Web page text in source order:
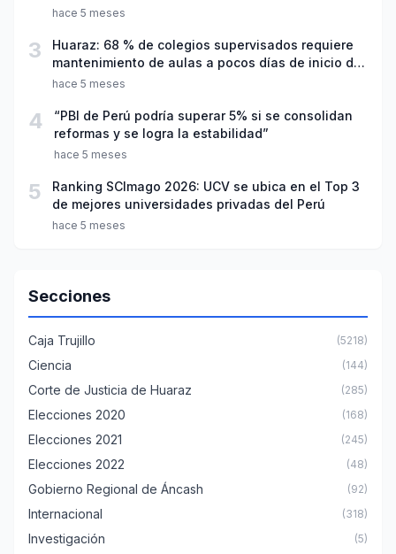
hace 5 meses
3
Huaraz: 68 % de colegios supervisados requiere
mantenimiento de aulas a pocos días de inicio del
año escolar 2026
hace 5 meses
4
“PBI de Perú podría superar 5% si se consolidan
reformas y se logra la estabilidad”
hace 5 meses
5
Ranking SCImago 2026: UCV se ubica en el Top 3
de mejores universidades privadas del Perú
hace 5 meses
Secciones
Caja Trujillo (5218)
Ciencia (144)
Corte de Justicia de Huaraz (285)
Elecciones 2020 (168)
Elecciones 2021 (245)
Elecciones 2022 (48)
Gobierno Regional de Áncash (92)
Internacional (318)
Investigación (5)